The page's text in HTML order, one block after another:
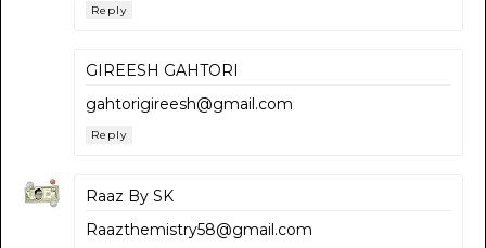
Reply
GIREESH GAHTORI
gahtorigireesh@gmail.com
Reply
Raaz By SK
Raazthemistry58@gmail.com